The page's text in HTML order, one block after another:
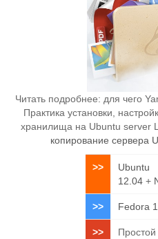
Читать подробнее: для чего
Практика установки,
хранилища на Ubuntu server
копирование сервера
>>
Ubuntu
12.04 +
>> Fedora
>>